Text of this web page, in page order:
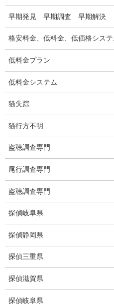
適正料金
稼働制って何？
探偵
探偵の資格
弁護士紹介
浮気調査
浮気調査プランのご案内
浮気調査の相場
調査費用と調査日数の目安
浮気調査料金の比較例
早期発見 早期調査 早期解決
格安料金、低料金、低価格シス
低料金プラン
低料金システム
猫失踪
猫行方不明
盗聴調査専門
尾行調査専門
盗聴調査専門
探偵岐阜県
探偵静岡県
探偵三重県
探偵滋賀県
探偵岐阜県